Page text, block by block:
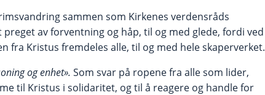
sammen som Kirkenes verdensråds
av forventning og håp, til og med glede, fordi ved
fra Kristus fremdeles alle, til og med hele skaperverket.
og enhet». Som svar på ropene fra alle som lider,
til Kristus i solidaritet, og til å reagere og handle for